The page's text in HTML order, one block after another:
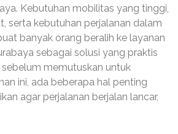
Kebutuhan mobilitas yang tinggi,
serta kebutuhan perjalanan dalam
banyak orang beralih ke layanan
sebagai solusi yang praktis
sebelum memutuskan untuk
ini, ada beberapa hal penting
agar perjalanan berjalan lancar,